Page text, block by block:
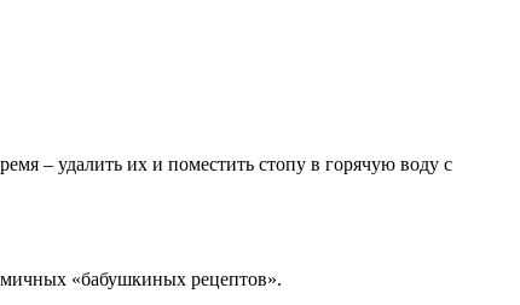
– удалить их и поместить стопу в горячую воду с
«бабушкиных рецептов».